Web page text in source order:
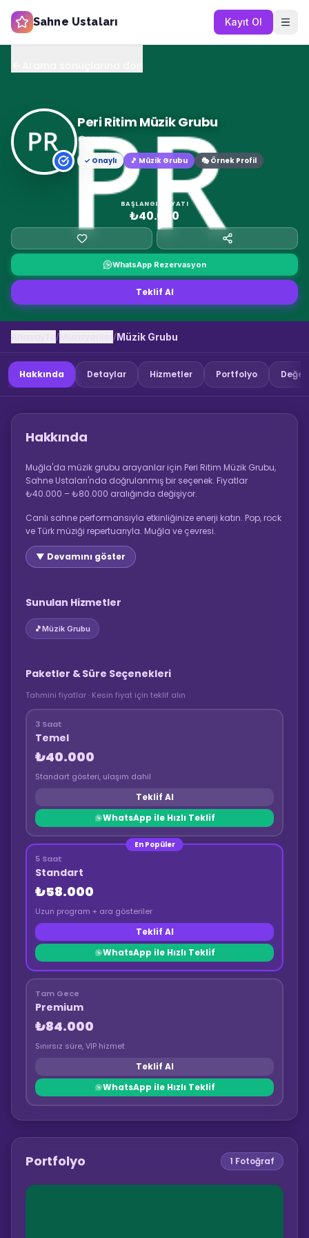
Sahne Ustaları Kayıt Ol
Peri Ritim Müzik Grubu
Muğla
✓ Onaylı
🎵 Müzik Grubu 🎭 Örnek Profil
BAŞLANGIÇ FIYATI
₺40.000
WhatsApp Rezervasyon
Teklif Al
/ /Müzik Grubu
Hakkında Detaylar Hizmetler Portfolyo
Hakkında
Muğla'da müzik grubu arayanlar için Peri Ritim Müzik Grubu,
Sahne Ustaları'nda doğrulanmış bir seçenek. Fiyatlar
₺40.000 – ₺80.000 aralığında değişiyor.
Canlı sahne performansıyla etkinliğinize enerji katın. Pop, rock
ve Türk müziği repertuarıyla. Muğla ve çevresi.
▼ Devamını göster
Sunulan Hizmetler
🎵Müzik Grubu
Paketler & Süre Seçenekleri
Tahmini fiyatlar · Kesin fiyat için teklif alın
3 Saat
Temel
₺40.000
Standart gösteri, ulaşım dahil
Teklif Al
WhatsApp ile Hızlı Teklif
En Popüler
5 Saat
Standart
₺58.000
Uzun program + ara gösteriler
Teklif Al
WhatsApp ile Hızlı Teklif
Tam Gece
Premium
₺84.000
Sınırsız süre, VIP hizmet
Teklif Al
WhatsApp ile Hızlı Teklif
Portfolyo 1 Fotoğraf